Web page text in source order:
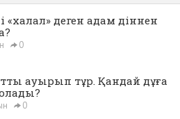
«халал» деген адам діннен
0
ауырып тұр. Қандай дұға
0